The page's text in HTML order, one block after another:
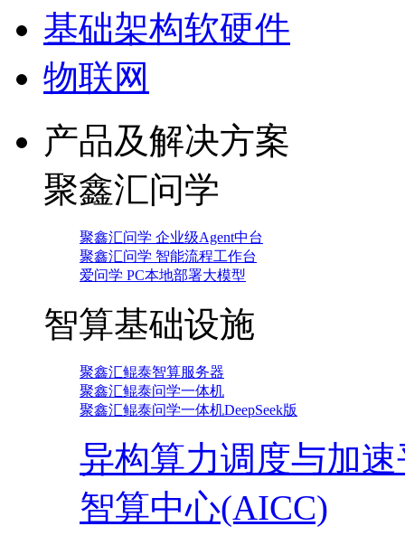
基础架构软硬件
物联网
产品及解决方案
聚鑫汇问学
聚鑫汇问学 企业级Agent中台
聚鑫汇问学 智能流程工作台
爱问学 PC本地部署大模型
智算基础设施
聚鑫汇鲲泰智算服务器
聚鑫汇鲲泰问学一体机
聚鑫汇鲲泰问学一体机DeepSeek版
异构算力调度与加
智算中心(AICC)